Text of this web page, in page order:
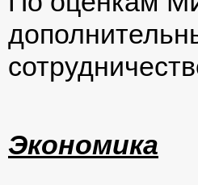
Экономика